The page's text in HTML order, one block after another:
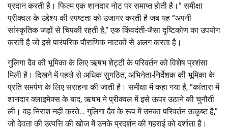
प्रदान करती है। फिल्म एक शानदार नोट पर समाप्त होती है।” समीक्षा
प्रीक्वल के उद्देश्य की स्पष्टता को उजागर करती है जब यह “अपनी
सांस्कृतिक जड़ों से चिपकी रहती है,” एक किंवदंती-जैसा दृष्टिकोण का उपयोग
करती है जो इसे पारंपरिक पौराणिक नाटकों से अलग करता है।
गुलिगा दैव की भूमिका के लिए ऋषभ शेट्टी के परिवर्तन को विशेष प्रशंसा
मिली है। दिखने में पहले से अधिक सुगठित, अभिनेता-निर्देशक की भूमिका के
प्रति समर्पण के लिए सराहना की जाती है। समीक्षा में कहा गया है, “कांतारा में
शानदार क्लाइमेक्स के बाद, ऋषभ ने प्रीक्वल में इसे ऊपर उठाने की चुनौती
ली। वह निराश नहीं करते… गुलिगा दैव के रूप में उनका परिवर्तन उत्कृष्ट है,”
जो देवता की उत्पत्ति की खोज में उनके प्रदर्शन की गहराई को दर्शाता है।